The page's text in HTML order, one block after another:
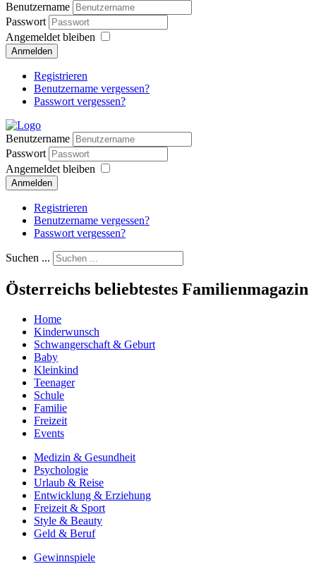
Benutzername
Passwort
Angemeldet bleiben
Anmelden
Registrieren
Benutzername vergessen?
Passwort vergessen?
Benutzername
Passwort
Angemeldet bleiben
Anmelden
Registrieren
Benutzername vergessen?
Passwort vergessen?
Suchen ...
Österreichs beliebtestes Familienmagazin
Home
Kinderwunsch
Schwangerschaft & Geburt
Baby
Kleinkind
Teenager
Schule
Familie
Freizeit
Events
Medizin & Gesundheit
Psychologie
Urlaub & Reise
Entwicklung & Erziehung
Freizeit & Sport
Style & Beauty
Geld & Beruf
Gewinnspiele